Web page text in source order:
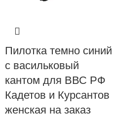
Пилотка темно синий
с васильковый
кантом для ВВС РФ
Кадетов и Курсантов
женская на заказ